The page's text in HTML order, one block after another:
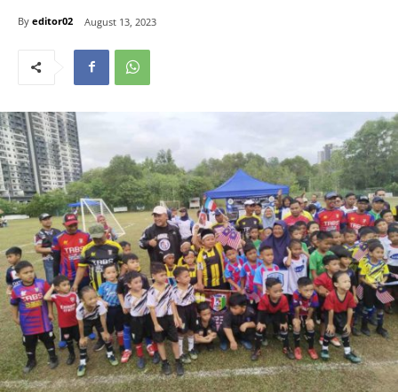
By editor02 August 13, 2023